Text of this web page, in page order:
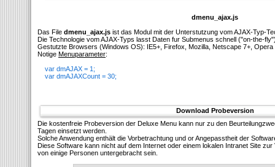
dmenu_ajax.js
Das File dmenu_ajax.js ist das Modul mit der Unterstutzung vom AJAX-Typ-
Die Technologie vom AJAX-Typs lasst Daten fur Submenus schnell ("on-the-
Gestutzte Browsers (Windows OS): IE5+, Firefox, Mozilla, Netscape 7+, Opera
Notige Menuparameter:
var dmAJAX = 1;
var dmAJAXCount = 30;
Download Probeversion
Die kostenfreie Probeversion der Deluxe Menu kann nur zu den
Tagen einsetzt werden.
Solсhe Anwendung enthält die Vorbetrachtung und or Angepasstheit der
Diese Software kann nicht auf dem Internet oder einem lokalen Intranet Site
von einige Personen untergebracht sein.